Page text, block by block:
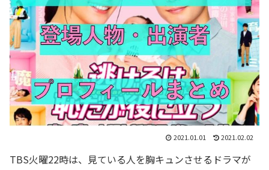
2021.01.01 2021.02.02
TBS火曜22時は、見ている人を胸キュンさせるドラマが